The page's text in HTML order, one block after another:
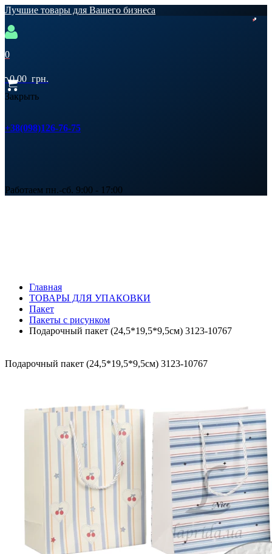
Лучшие товары для Вашего бизнеса
0
0,00 грн.
Закрыть
+38(098)126-76-75
Работаем пн.-сб. 9:00 - 17:00
Главная
ТОВАРЫ ДЛЯ УПАКОВКИ
Пакет
Пакеты с рисунком
Подарочный пакет (24,5*19,5*9,5см) 3123-10767
Подарочный пакет (24,5*19,5*9,5см) 3123-10767